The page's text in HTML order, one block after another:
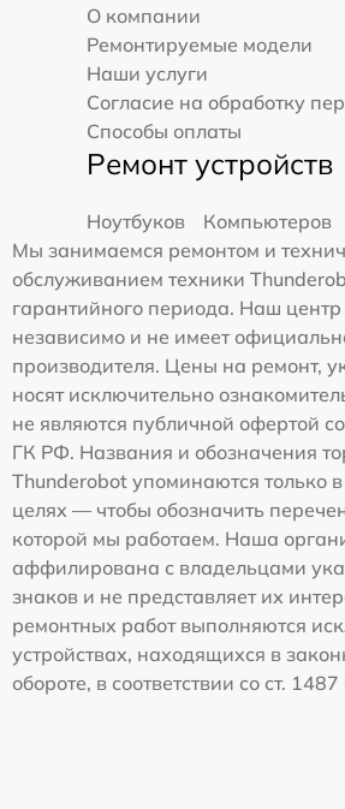
О компании
Ремонтируемые модели
Наши услуги
Согласие на обработку
Способы оплаты
Ремонт устройств
Ноутбуков
Компьютеров
Мы занимаемся ремонтом и
обслуживанием техники
гарантийного периода. Наш
независимо и не имеет
производителя. Цены на ремонт,
носят исключительно
не являются публичной офертой
ГК РФ. Названия и обозначения
Thunderobot упоминаются только
целях — чтобы обозначить
которой мы работаем. Наша
аффилирована с владельцами
знаков и не представляет их
ремонтных работ выполняются
устройствах, находящихся в
обороте, в соответствии со ст.